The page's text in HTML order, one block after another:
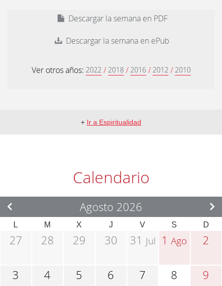
Descargar la semana en PDF
Descargar la semana en ePub
Ver otros años: 2022 / 2018 / 2016 / 2012 / 2010
+ Ir a Espiritualidad
Calendario
Agosto 2026
L M X J V S D
27 28 29 30 31 Jul 1Ago 2
3 4 5 6 7 8 9